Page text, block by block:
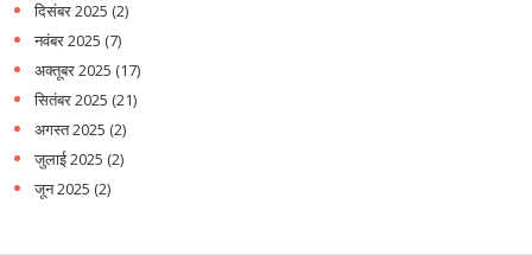
दिसंबर 2025 (2)
नवंबर 2025 (7)
अक्तूबर 2025 (17)
सितंबर 2025 (21)
अगस्त 2025 (2)
जुलाई 2025 (2)
जून 2025 (2)